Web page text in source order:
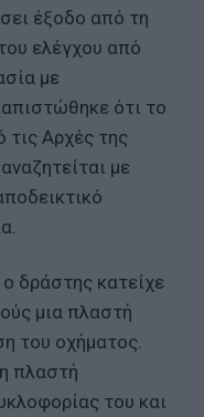
έξοδο από τη
ελέγχου από
με
ότι το
τις Αρχές της
με
δράστης κατείχε
μια πλαστή
του οχήματος.
πλαστή
του και